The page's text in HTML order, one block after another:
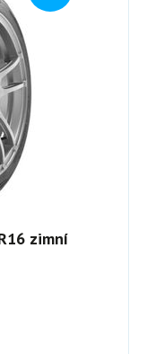
zimní